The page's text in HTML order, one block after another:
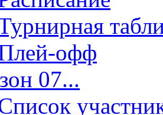
офф
07...